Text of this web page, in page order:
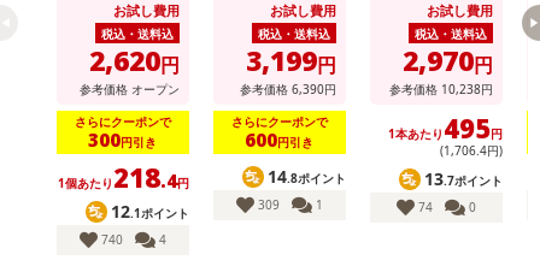
お試し費用
税込・送料込
2,620円
参考価格 オープン
さらにクーポンで
300円引き
1個あたり 218.4円
12.1ポイント
740
4
お試し費用
税込・送料込
3,199円
参考価格 6,390円
さらにクーポンで
600円引き
14.8ポイント
309
1
お試し費用
税込・送料込
2,970円
参考価格 10,238円
1本あたり 495円
(1,706.4円)
13.7ポイント
74
0